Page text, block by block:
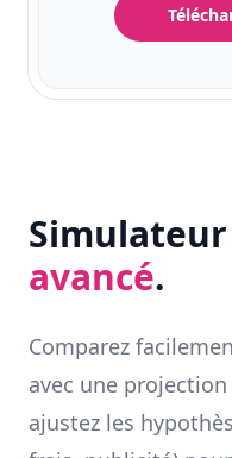
avancé.
Comparez
avec une
ajustez les